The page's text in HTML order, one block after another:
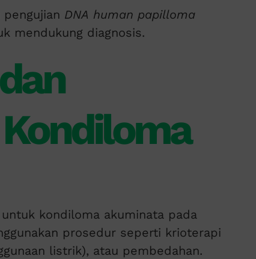
DNA human papilloma
mendukung diagnosis.
kondiloma akuminata pada
prosedur seperti krioterapi
listrik), atau pembedahan.